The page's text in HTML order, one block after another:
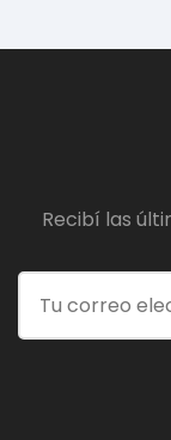
Recibí las